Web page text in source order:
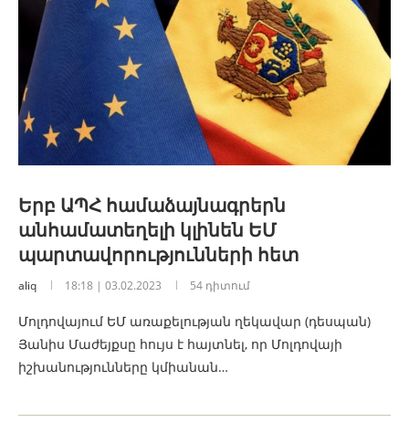
Երբ ԱՊՀ համաձայնագրերն
անհամատեղելի կլինեն ԵՄ
պարտավորությունների հետ
aliq 18:18 | 03.02.2023 54 դիտում
Մոլդովայում ԵՄ առաքելության ղեկավար (դեսպան)
Յանիս Մաժեյքսը հույս է հայտնել, որ Մոլդովայի
իշխանությունները կմիանան…